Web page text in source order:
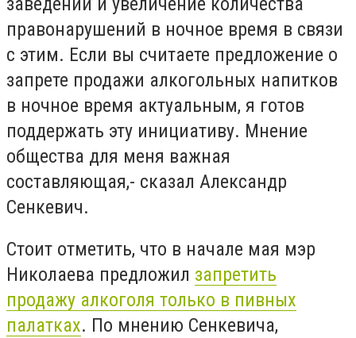
правонарушений в ночное время в связи
с этим. Если вы считаете предложение о
запрете продажи алкогольных напитков
в ночное время актуальным, я готов
поддержать эту инициативу. Мнение
общества для меня важная
составляющая,- сказал Александр
Сенкевич.
Стоит отметить, что в начале мая мэр
Николаева предложил запретить
продажу алкоголя только в пивных
палатках. По мнению Сенкевича,